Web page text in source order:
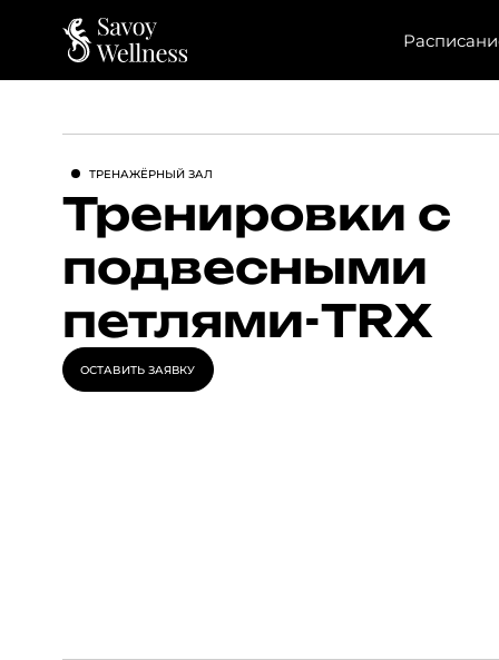
ТРЕНАЖЁРНЫЙ ЗАЛ
Тренировки с
подвесными
петлями-TRX
ОСТАВИТЬ ЗАЯВКУ